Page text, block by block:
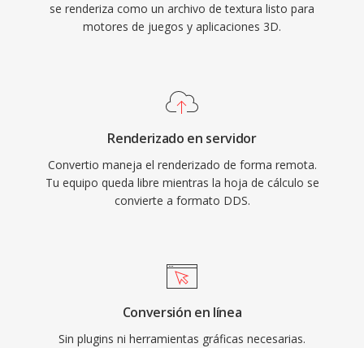
se renderiza como un archivo de textura listo para
motores de juegos y aplicaciones 3D.
Renderizado en servidor
Convertio maneja el renderizado de forma remota.
Tu equipo queda libre mientras la hoja de cálculo se
convierte a formato DDS.
Conversión en línea
Sin plugins ni herramientas gráficas necesarias.